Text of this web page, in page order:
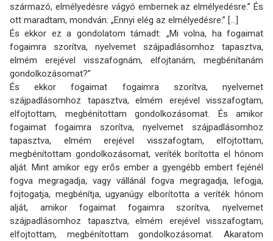
származó, elmélyedésre vágyó embernek az elmélyedésre.” És
ott maradtam, mondván: „Ennyi elég az elmélyedésre.” [...]
És ekkor ez a gondolatom támadt: „Mi volna, ha fogaimat
fogaimra szorítva, nyelvemet száj­pad­lásomhoz tapasztva,
elmém erejével visszafognám, elfojtanám, megbénítanám
gondolko­zásomat?”
És ekkor fogaimat fogaimra szorítva, nyelvemet
szájpadlásomhoz tapasztva, elmém erejével visszafogtam,
elfojtottam, megbénítottam gondolkozásomat. És amikor
fogaimat fogaimra szorítva, nyelvemet szájpadlásomhoz
tapasztva, elmém erejével visszafogtam, elfojtottam,
megbénítottam gondolkozásomat, veríték borította el hónom
alját. Mint amikor egy erős ember a gyengébb embert fejénél
fogva megragadja, vagy vállánál fogva megragadja, lefogja,
fojtogatja, megbénítja, ugyanúgy elborította a veríték hónom
alját, amikor fogaimat fogaimra szorítva, nyelvemet
szájpadlásomhoz tapasztva, elmém erejével visszafogtam,
elfojtottam, megbénítottam gondolkozásomat. Akaratom